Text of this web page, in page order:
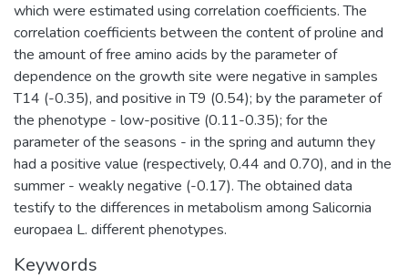
which were estimated using correlation coefficients. The
correlation coefficients between the content of proline and
the amount of free amino acids by the parameter of
dependence on the growth site were negative in samples
T14 (-0.35), and positive in T9 (0.54); by the parameter of
the phenotype - low-positive (0.11-0.35); for the
parameter of the seasons - in the spring and autumn they
had a positive value (respectively, 0.44 and 0.70), and in the
summer - weakly negative (-0.17). The obtained data
testify to the differences in metabolism among Salicornia
europaea L. different phenotypes.
Keywords